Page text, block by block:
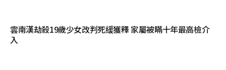
雲南漢劫殺19歲少女改判死緩獲釋 家屬被瞞十年最高檢介
入